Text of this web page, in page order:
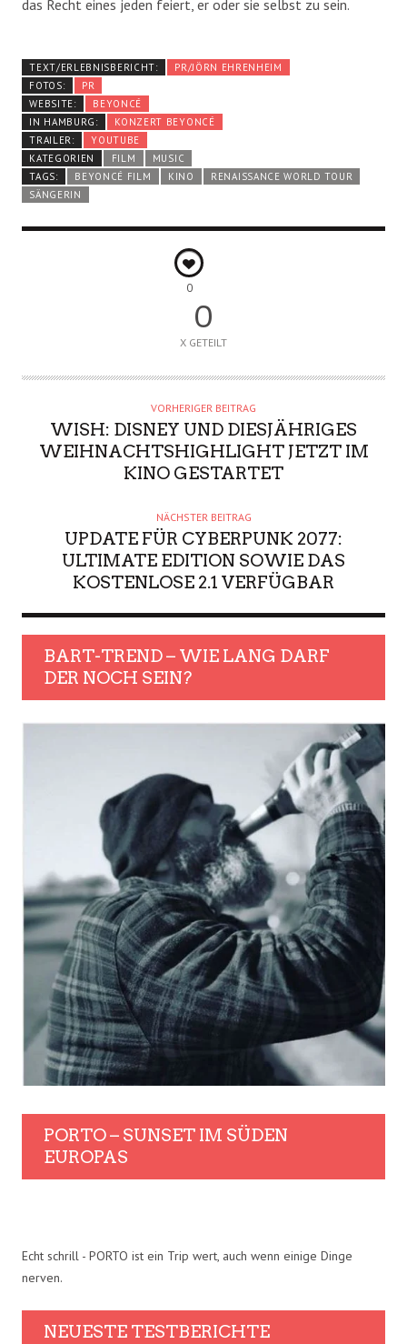
das Recht eines jeden feiert, er oder sie selbst zu sein.
TEXT/ERLEBNISBERICHT:
PR/JÖRN EHRENHEIM
FOTOS:
PR
WEBSITE:
BEYONCÉ
IN HAMBURG:
KONZERT BEYONCÉ
TRAILER:
YOUTUBE
KATEGORIEN
FILM
MUSIC
TAGS:
BEYONCÉ FILM KINO
RENAISSANCE WORLD TOUR
SÄNGERIN
0
0
X GETEILT
VORHERIGER BEITRAG
WISH: DISNEY UND DIESJÄHRIGES
WEIHNACHTSHIGHLIGHT JETZT IM
KINO GESTARTET
NÄCHSTER BEITRAG
UPDATE FÜR CYBERPUNK 2077:
ULTIMATE EDITION SOWIE DAS
KOSTENLOSE 2.1 VERFÜGBAR
BART-TREND – WIE LANG DARF
DER NOCH SEIN?
PORTO – SUNSET IM SÜDEN
EUROPAS
Echt schrill - PORTO ist ein Trip wert, auch wenn einige Dinge
nerven.
NEUESTE TESTBERICHTE